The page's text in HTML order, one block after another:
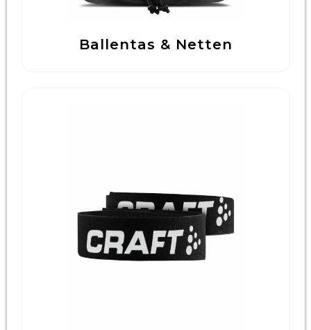
Ballentas & Netten